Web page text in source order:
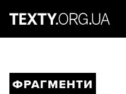
ФРАГМЕНТИ